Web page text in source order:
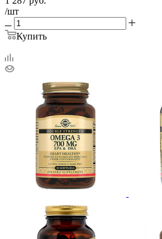
/шт
Купить